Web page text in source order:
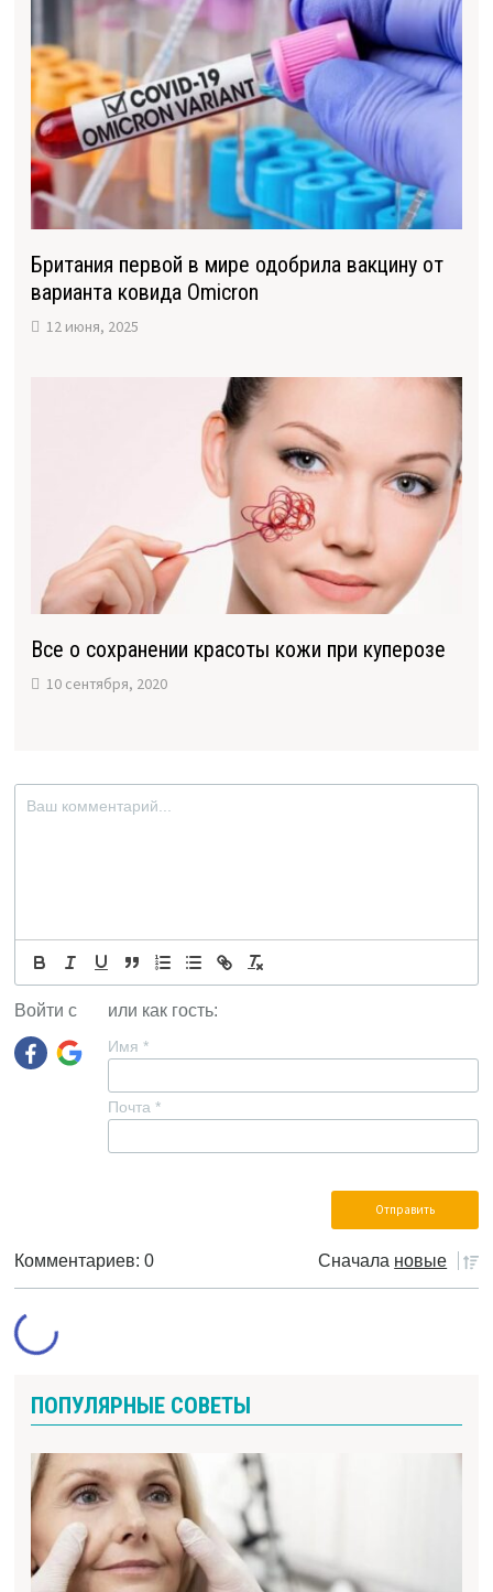
Британия первой в мире одобрила вакцину от
варианта ковида Omicron
12 июня, 2025
Все о сохранении красоты кожи при куперозе
10 сентября, 2020
Войти с или как гость:
Имя *
Почта *
Комментариев: 0 Сначала новые
ПОПУЛЯРНЫЕ СОВЕТЫ